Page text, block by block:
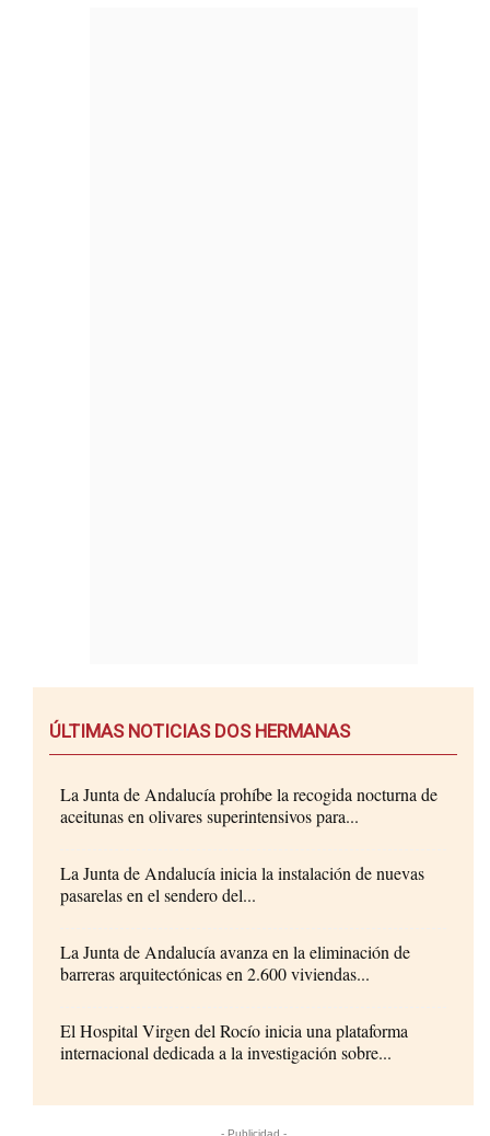
ÚLTIMAS NOTICIAS DOS HERMANAS
La Junta de Andalucía prohíbe la recogida nocturna de
aceitunas en olivares superintensivos para...
La Junta de Andalucía inicia la instalación de nuevas
pasarelas en el sendero del...
La Junta de Andalucía avanza en la eliminación de
barreras arquitectónicas en 2.600 viviendas...
El Hospital Virgen del Rocío inicia una plataforma
internacional dedicada a la investigación sobre...
- Publicidad -